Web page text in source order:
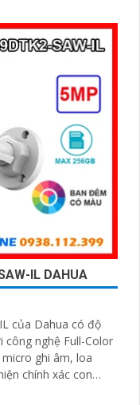
IL DAHUA
của Dahua có độ
công nghệ Full-Color
chính xác con